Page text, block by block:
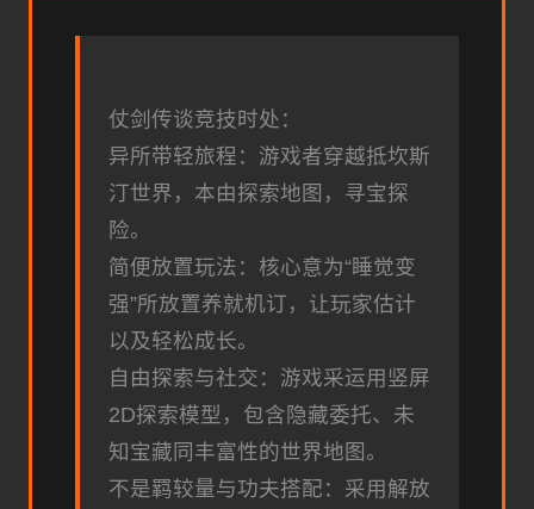
仗剑传谈竞技时处：
异所带轻旅程：游戏者穿越抵坎斯
汀世界，本由探索地图，寻宝探
险。
简便放置玩法：核心意为“睡觉变
强”所放置养就机订，让玩家估计
以及轻松成长。
自由探索与社交：游戏采运用竖屏
2D探索模型，包含隐藏委托、未
知宝藏同丰富性的世界地图。
不是羁较量与功夫搭配：采用解放